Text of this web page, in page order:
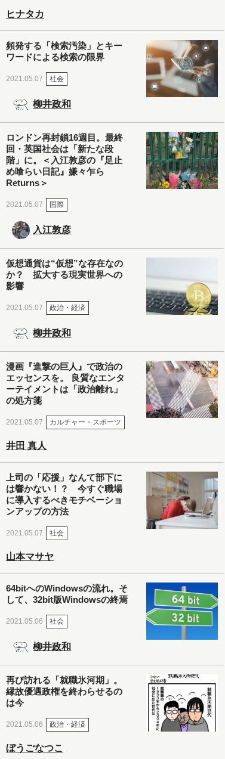
ヒナタカ
頻発する「検索汚染」とキー
ワードによる検索の限界
2021.05.07 社会
柳井政和
ロンドン再封鎖16週目。最終
回・英国社会は「新たな段
階」に。＜入江敦彦の『足止
め喰らい日記』嫌々乍ら
Returns＞
2021.05.07 国際
入江敦彦
仮想通貨は“仮想”な存在なの
か？ 拡大する現実世界への
影響
2021.05.07 政治・経済
柳井政和
漫画『進撃の巨人』で政治の
エッセンスを。 良質なエンタ
ーテイメントは「政治離れ」
の処方箋
2021.05.07 カルチャー・スポーツ
井田 真人
上司の「応援」なんて部下に
は響かない！？ 今すぐ職場
に導入するべきモチベーショ
ンアップの方法
2021.05.07 社会
山本マサヤ
64bitへのWindowsの流れ。そ
して、32bit版Windowsの終焉
2021.05.06 社会
柳井政和
再び訪れる「就職氷河期」。
縁故優遇政権を終わらせるの
は今
2021.05.06 政治・経済
ぼうごなつこ